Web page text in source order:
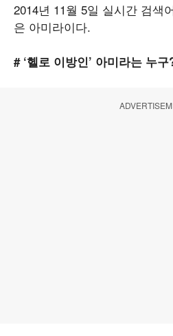
2014년 11월 5일 실시간 검색
은 아미라이다.
# ‘헬로 이방인’ 아미라는 누구